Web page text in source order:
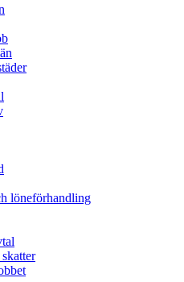
löneförhandling